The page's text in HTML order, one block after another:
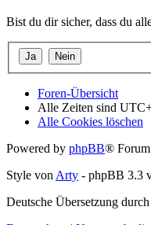
Bist du dir sicher, dass du
Foren-Übersicht
Alle Zeiten sind
Alle Cookies löschen
Powered by phpBB®
Style von Arty - phpBB 3.3
Deutsche Übersetzung durch